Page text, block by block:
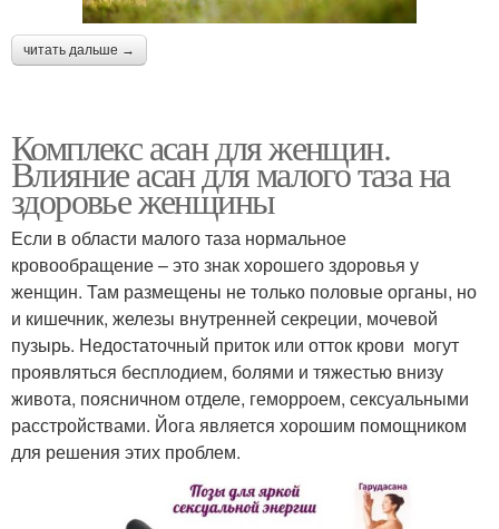
читать дальше →
Комплекс асан для женщин.
Влияние асан для малого таза на
здоровье женщины
Если в области малого таза нормальное
кровообращение – это знак хорошего здоровья у
женщин. Там размещены не только половые органы, но
и кишечник, железы внутренней секреции, мочевой
пузырь. Недостаточный приток или отток крови могут
проявляться бесплодием, болями и тяжестью внизу
живота, поясничном отделе, геморроем, сексуальными
расстройствами. Йога является хорошим помощником
для решения этих проблем.